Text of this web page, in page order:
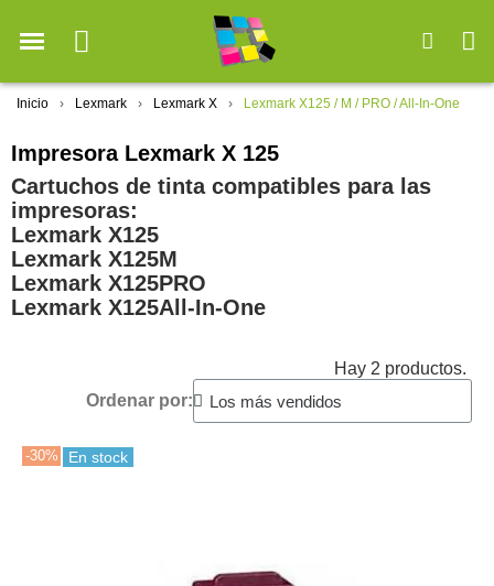
Inicio Lexmark Lexmark X Lexmark X125 / M / PRO / All-In-One
Impresora Lexmark X 125
Cartuchos de tinta compatibles para las
impresoras:
Lexmark X125
Lexmark X125M
Lexmark X125PRO
Lexmark X125All-In-One
Hay 2 productos.
Ordenar por:
-30% En stock